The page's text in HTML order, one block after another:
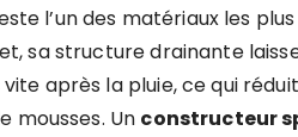
l’un des matériaux les
sa structure drainante
après la pluie, ce qui
mousses. Un constructeur